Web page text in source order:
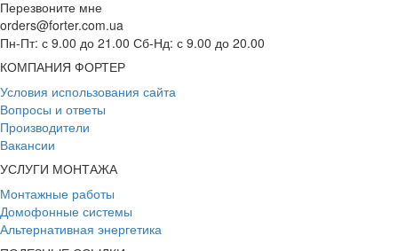
Перезвоните мне
orders@forter.com.ua
Пн-Пт: с 9.00 до 21.00 Сб-Нд: с 9.00 до 20.00
КОМПАНИЯ ФОРТЕР
Условия использования сайта
Вопросы и ответы
Производители
Вакансии
УСЛУГИ МОНТАЖА
Монтажные работы
Домофонные системы
Альтернативная энергетика